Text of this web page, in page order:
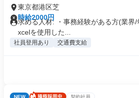
東京都港区芝
時給2000円
求める人材: ・事務経験がある方(業界
xcelを使用した...
社員登用あり 交通費支給
NEW 契約社員